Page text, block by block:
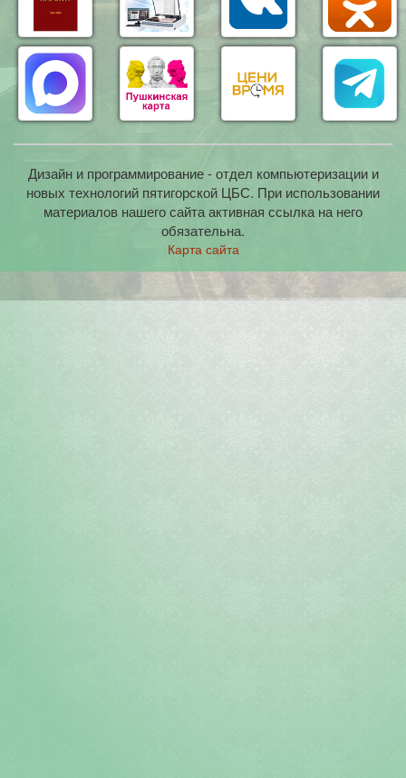
Дизайн и программирование - отдел компьютеризации и
новых технологий пятигорской ЦБС. При использовании
материалов нашего сайта активная ссылка на него
обязательна.
Карта сайта